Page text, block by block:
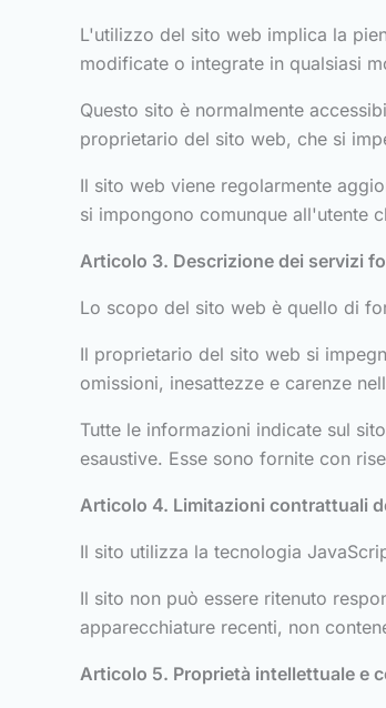
L'utilizzo del sito web implica la
modificate o integrate in qualsiasi
Questo sito è normalmente
proprietario del sito web, che si
Il sito web viene regolarmente
si impongono comunque all'utente
Articolo 3. Descrizione dei servizi
Lo scopo del sito web è quello di
Il proprietario del sito web si
omissioni, inesattezze e carenze
Tutte le informazioni indicate sul
esaustive. Esse sono fornite con
Articolo 4. Limitazioni contrattuali
Il sito utilizza la tecnologia
Il sito non può essere ritenuto
apparecchiature recenti, non
Articolo 5. Proprietà intellettuale e